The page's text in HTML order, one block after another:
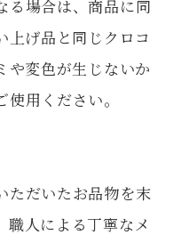
場合は、商品に同
げ品と同じクロコ
や変色が生じないか
用ください。
ただいたお品物を末
職人による丁寧なメ